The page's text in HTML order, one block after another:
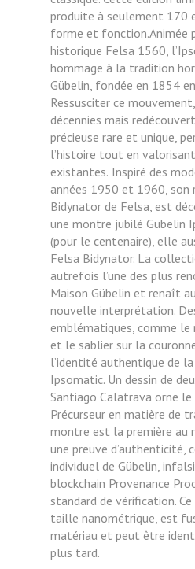
produite à seulement 170
forme et fonction.Animée
historique Felsa 1560,
hommage à la tradition
Gübelin, fondée en 1854
Ressusciter ce
décennies mais
précieuse rare et unique,
l’histoire tout en
existantes. Inspiré des
années 1950 et 1960, son
Bidynator de Felsa, est
une montre jubilé Gübelin
(pour le centenaire), elle
Felsa Bidynator. La
autrefois l’une des plus
Maison Gübelin et renaît
nouvelle interprétation.
emblématiques, comme le
et le sablier sur la
l’identité authentique de
Ipsomatic. Un dessin de
Santiago Calatrava orne
Précurseur en matière de
montre est la première au
une preuve d’authenticité,
individuel de Gübelin,
blockchain Provenance
standard de vérification.
taille nanométrique, est
matériau et peut être
plus tard.